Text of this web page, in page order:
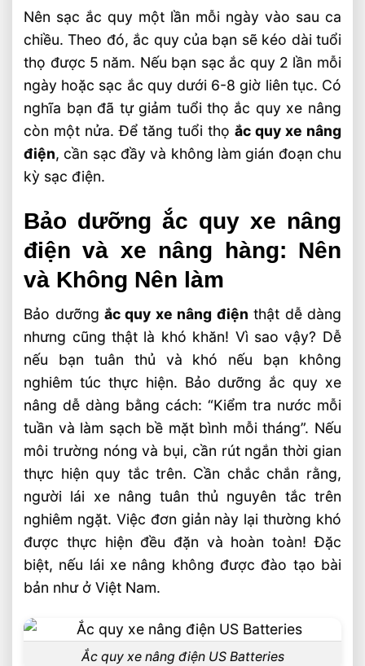
Nên sạc ắc quy một lần mỗi ngày vào sau ca
chiều. Theo đó, ắc quy của bạn sẽ kéo dài tuổi
thọ được 5 năm. Nếu bạn sạc ắc quy 2 lần mỗi
ngày hoặc sạc ắc quy dưới 6-8 giờ liên tục. Có
nghĩa bạn đã tự giảm tuổi thọ ắc quy xe nâng
còn một nửa. Để tăng tuổi thọ ắc quy xe nâng
điện, cần sạc đầy và không làm gián đoạn chu
kỳ sạc điện.
Bảo dưỡng ắc quy xe nâng
điện và xe nâng hàng: Nên
và Không Nên làm
Bảo dưỡng ắc quy xe nâng điện thật dễ dàng
nhưng cũng thật là khó khăn! Vì sao vậy? Dễ
nếu bạn tuân thủ và khó nếu bạn không
nghiêm túc thực hiện. Bảo dưỡng ắc quy xe
nâng dễ dàng bằng cách: “Kiểm tra nước mỗi
tuần và làm sạch bề mặt bình mỗi tháng”. Nếu
môi trường nóng và bụi, cần rút ngắn thời gian
thực hiện quy tắc trên. Cần chắc chắn rằng,
người lái xe nâng tuân thủ nguyên tắc trên
nghiêm ngặt. Việc đơn giản này lại thường khó
được thực hiện đều đặn và hoàn toàn! Đặc
biệt, nếu lái xe nâng không được đào tạo bài
bản như ở Việt Nam.
Ắc quy xe nâng điện US Batteries